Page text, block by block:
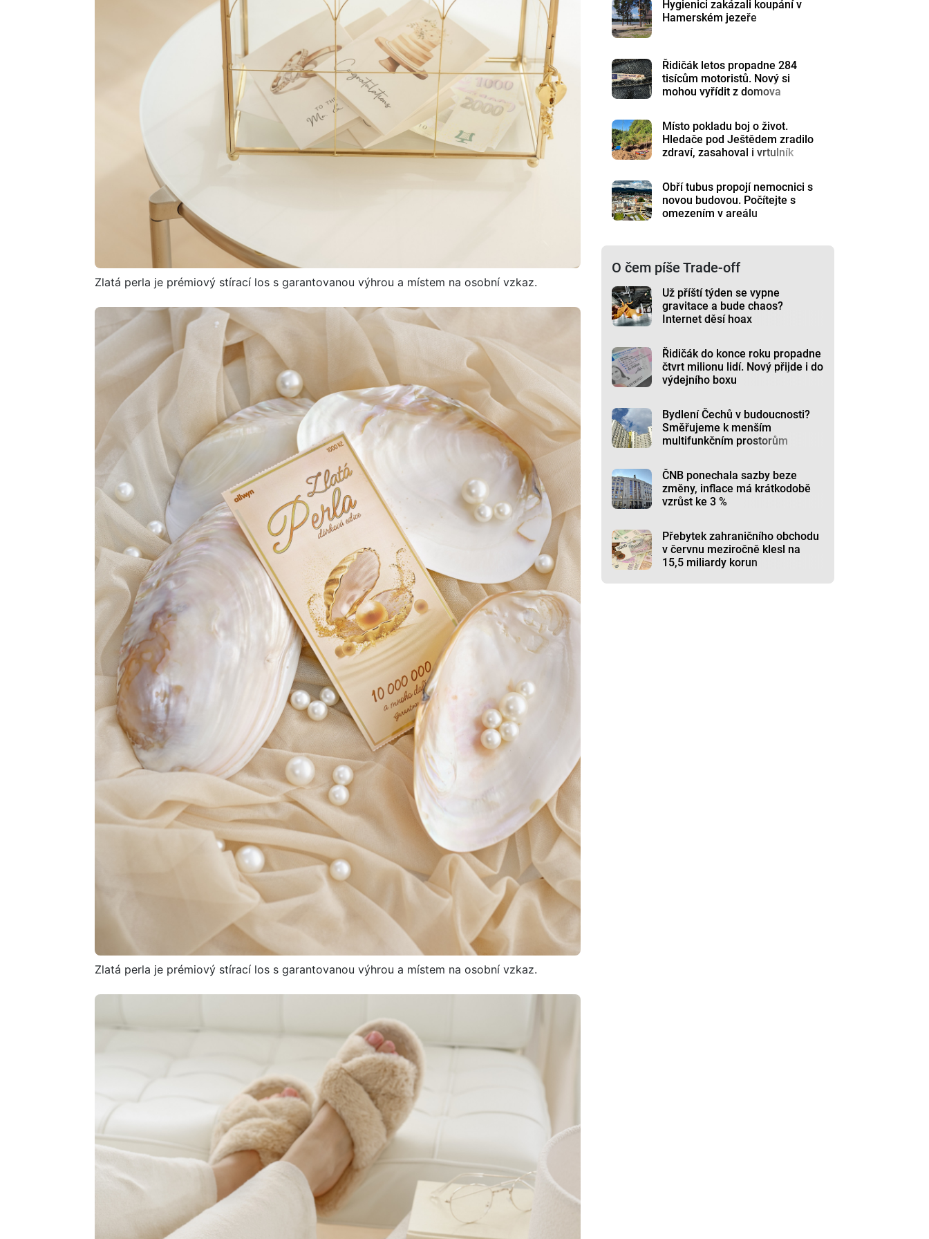
Zlatá perla je prémiový stírací los s garantovanou výhrou a místem na osobní vzkaz.
Zlatá perla je prémiový stírací los s garantovanou výhrou a místem na osobní vzkaz.
Hygienici zakázali koupání v
Hamerském jezeře
Řidičák letos propadne 284
tisícům motoristů. Nový si
mohou vyřídit z domova
Místo pokladu boj o život.
Hledače pod Ještědem zradilo
zdraví, zasahoval i vrtulník
Obří tubus propojí nemocnici s
novou budovou. Počítejte s
omezením v areálu
O čem píše Trade-off
Už příští týden se vypne
gravitace a bude chaos?
Internet děsí hoax
Řidičák do konce roku propadne
čtvrt milionu lidí. Nový přijde i do
výdejního boxu
Bydlení Čechů v budoucnosti?
Směřujeme k menším
multifunkčním prostorům
ČNB ponechala sazby beze
změny, inflace má krátkodobě
vzrůst ke 3 %
Přebytek zahraničního obchodu
v červnu meziročně klesl na
15,5 miliardy korun